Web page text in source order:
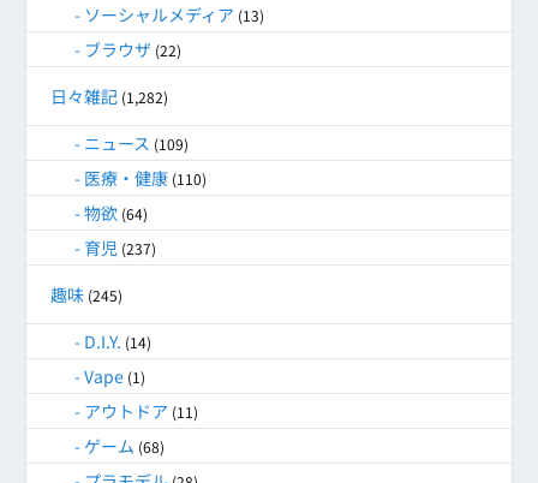
ソーシャルメディア (13)
ブラウザ (22)
日々雑記 (1,282)
ニュース (109)
医療・健康 (110)
物欲 (64)
育児 (237)
趣味 (245)
D.I.Y. (14)
Vape (1)
アウトドア (11)
ゲーム (68)